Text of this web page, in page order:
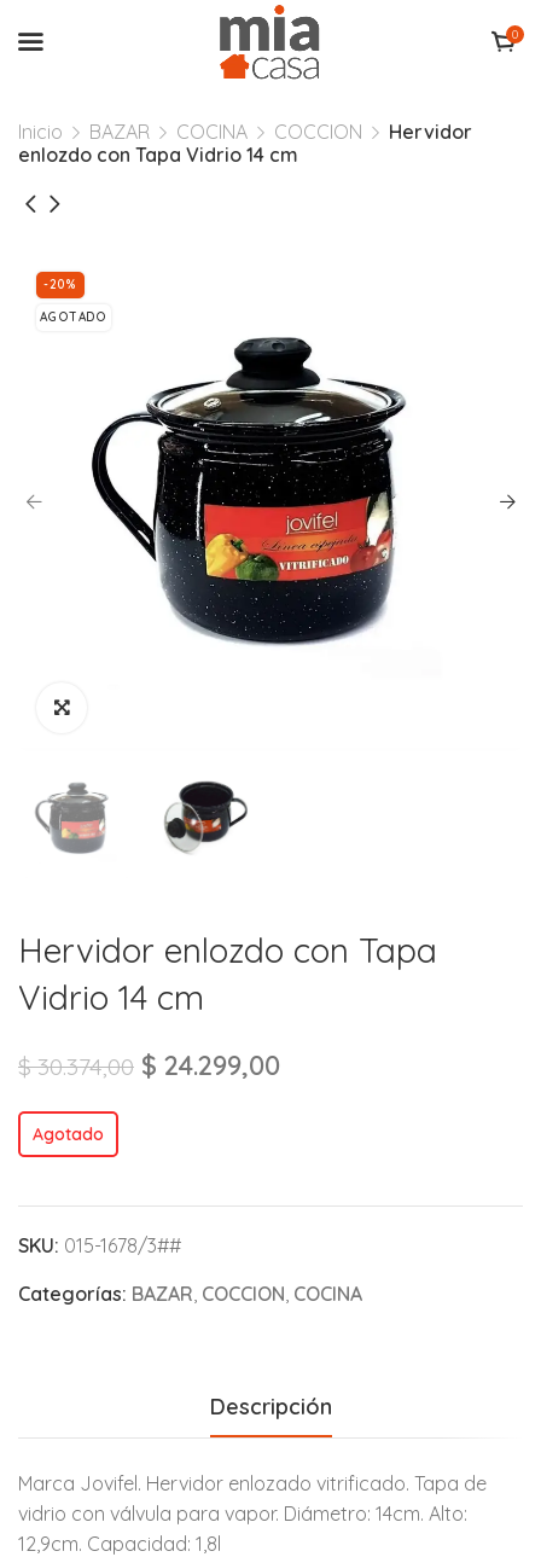
0
Inicio BAZAR COCINA COCCION
Hervidor
enlozdo con Tapa Vidrio 14 cm
-20%
AGOTADO
Hervidor enlozdo con Tapa
Vidrio 14 cm
$30.374,00 $ 24.299,00
Agotado
SKU: 015-1678/3##
Categorías: BAZAR COCCION COCINA
Descripción
Marca Jovifel. Hervidor enlozado vitrificado. Tapa de
vidrio con válvula para vapor. Diámetro: 14cm. Alto:
12,9cm. Capacidad: 1,8l